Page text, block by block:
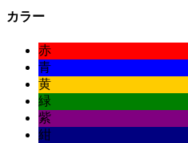
カラー
赤
青
黄
緑
紫
紺